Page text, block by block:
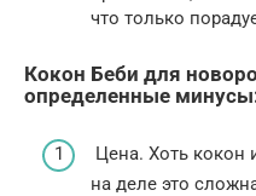
что только
Кокон Беби для
определенные
Цена. Хоть кокон
на деле это